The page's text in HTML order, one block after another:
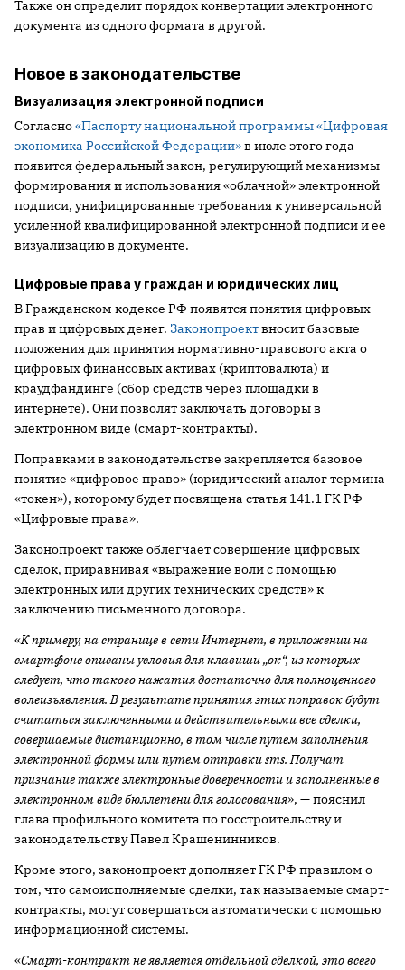
Также он определит порядок конвертации электронного
документа из одного формата в другой.
Новое в законодательстве
Визуализация электронной подписи
Согласно«Паспорту национальной программы «Цифровая
экономика Российской Федерации»в июле этого года
появится федеральный закон, регулирующий механизмы
формирования и использования «облачной» электронной
подписи, унифицированные требования к универсальной
усиленной квалифицированной электронной подписи и ее
визуализацию в документе.
Цифровые права у граждан и юридических лиц
В Гражданском кодексе РФ появятся понятия цифровых
прав и цифровых денег. Законопроектвносит базовые
положения для принятия нормативно-правового акта о
цифровых финансовых активах (криптовалюта) и
краудфандинге (сбор средств через площадки в
интернете). Они позволят заключать договоры в
электронном виде (смарт-контракты).
Поправками в законодательстве закрепляется базовое
понятие «цифровое право» (юридический аналог термина
«токен»), которому будет посвящена статья 141.1 ГК РФ
«Цифровые права».
Законопроект также облегчает совершение цифровых
сделок, приравнивая «выражение воли с помощью
электронных или других технических средств» к
заключению письменного договора.
«К примеру, на странице в сети Интернет, в приложении на
смартфоне описаны условия для клавиши „ок“, из которых
следует, что такого нажатия достаточно для полноценного
волеизъявления. В результате принятия этих поправок будут
считаться заключенными и действительными все сделки,
совершаемые дистанционно, в том числе путем заполнения
электронной формы или путем отправки sms. Получат
признание также электронные доверенности и заполненные в
электронном виде бюллетени для голосования», — пояснил
глава профильного комитета по госстроительству и
законодательству Павел Крашенинников.
Кроме этого, законопроект дополняет ГК РФ правилом о
том, что самоисполняемые сделки, так называемые смарт-
контракты, могут совершаться автоматически с помощью
информационной системы.
«Смарт-контракт не является отдельной сделкой, это всего